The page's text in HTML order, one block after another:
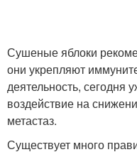
Сушеные яблоки
они укрепляют
деятельность, сегодня
воздействие на
метастаз.
Существует много